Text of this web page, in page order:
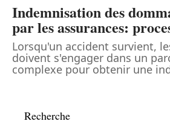
Indemnisation des
par les assurances:
Lorsqu'un accident survient,
doivent s'engager dans un
complexe pour obtenir une
Recherche